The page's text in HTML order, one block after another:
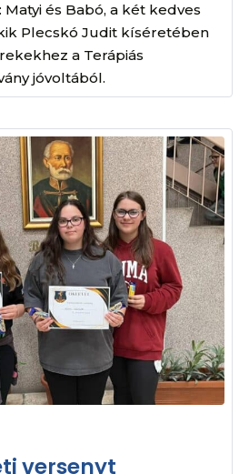
Matyi és Babó, a két kedves
Plecskó Judit kíséretében
a Terápiás
jóvoltából.
versenyt